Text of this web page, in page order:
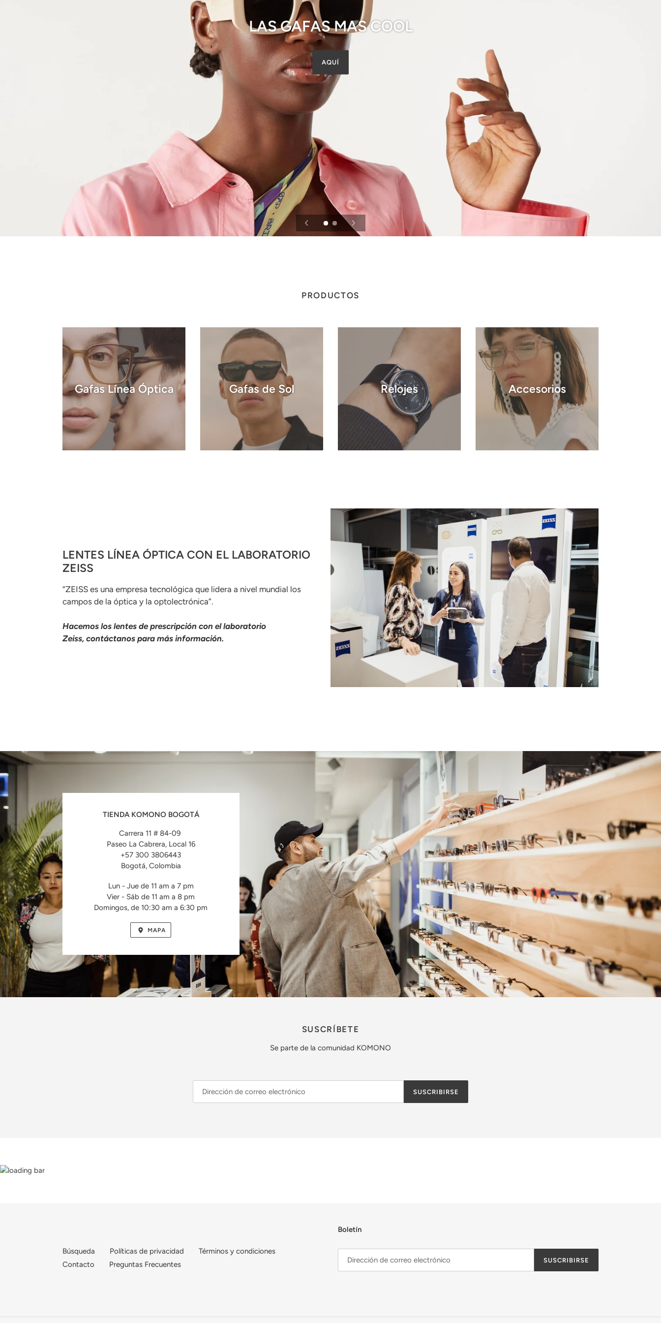
LAS GAFAS MAS COOL
AQUÍ
PRODUCTOS
Gafas Línea Óptica Gafas de Sol Relojes Accesorios
LENTES LÍNEA ÓPTICA CON EL LABORATORIO
ZEISS
“ZEISS es una empresa tecnológica que lidera a nivel mundial los
campos de la óptica y la optolectrónica”.
Hacemos los lentes de prescripción con el laboratorio
Zeiss, contáctanos para más información.
UBICACIÓN
TIENDA KOMONO BOGOTÁ
Carrera 11 # 84-09
Paseo La Cabrera, Local 16
+57 300 3806443
Bogotá, Colombia
Lun - Jue de 11 am a 7 pm
Vier - Sáb de 11 am a 8 pm
Domingos, de 10:30 am a 6:30 pm
MAPA
SUSCRÍBETE
Se parte de la comunidad KOMONO
SUSCRIBIRSE
Búsqueda Políticas de privacidad
Términos y condiciones
Contacto
Preguntas Frecuentes
Boletín
SUSCRIBIRSE